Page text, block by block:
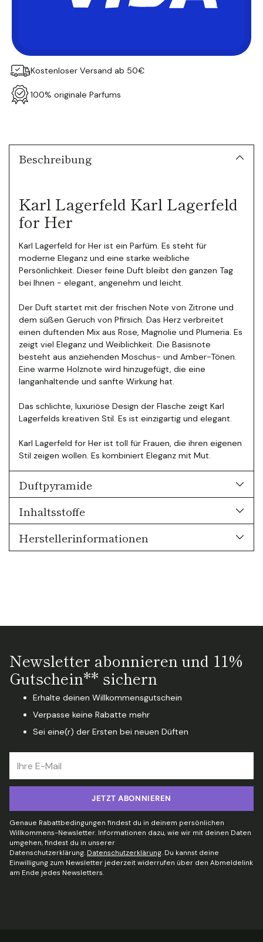
Kostenloser Versand ab 50€
100% originale Parfums
legen
Beschreibung
Karl Lagerfeld Karl Lagerfeld
for Her
Karl Lagerfeld for Her ist ein Parfüm. Es steht für
moderne Eleganz und eine starke weibliche
Persönlichkeit. Dieser feine Duft bleibt den ganzen Tag
bei Ihnen - elegant, angenehm und leicht.
Der Duft startet mit der frischen Note von Zitrone und
dem süßen Geruch von Pfirsich. Das Herz verbreitet
einen duftenden Mix aus Rose, Magnolie und Plumeria. Es
zeigt viel Eleganz und Weiblichkeit. Die Basisnote
besteht aus anziehenden Moschus- und Amber-Tönen.
Eine warme Holznote wird hinzugefügt, die eine
langanhaltende und sanfte Wirkung hat.
Das schlichte, luxuriöse Design der Flasche zeigt Karl
Lagerfelds kreativen Stil. Es ist einzigartig und elegant.
Karl Lagerfeld for Her ist toll für Frauen, die ihren eigenen
Stil zeigen wollen. Es kombiniert Eleganz mit Mut.
Duftpyramide
Inhaltsstoffe
Herstellerinformationen
Newsletter abonnieren und 11%
Gutschein** sichern
Erhalte deinen Willkommensgutschein
Verpasse keine Rabatte mehr
Sei eine(r) der Ersten bei neuen Düften
E-
Mail
JETZT ABONNIEREN
Genaue Rabattbedingungen findest du in deinem persönlichen
Willkommens-Newsletter. Informationen dazu, wie wir mit deinen Daten
umgehen, findest du in unserer
Datenschutzerklärung. Datenschutzerklärung. Du kannst deine
Einwilligung zum Newsletter jederzeit widerrufen über den Abmeldelink
am Ende jedes Newsletters.